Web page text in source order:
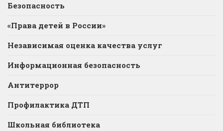
Безопасность
«Права детей в России»
Независимая оценка качества услуг
Информационная безопасность
Антитеррор
Профилактика ДТП
Школьная библиотека